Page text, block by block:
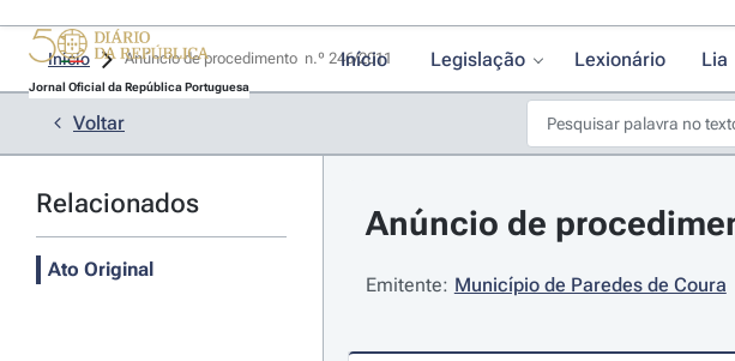
Jornal Oficial da República Portuguesa
Início Legislação Lexionário Lia
Início
Voltar
Relacionados
Ato Original
Anúncio de
Emitente: Município de Paredes de Coura